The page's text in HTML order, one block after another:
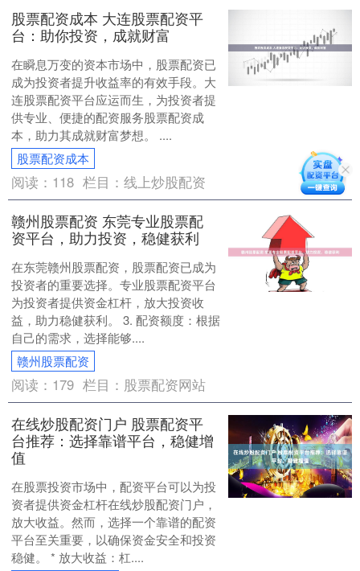
股票配资成本 大连股票配资平
台：助你投资，成就财富
在瞬息万变的资本市场中，股票配资已
成为投资者提升收益率的有效手段。大
连股票配资平台应运而生，为投资者提
供专业、便捷的配资服务股票配资成
本，助力其成就财富梦想。 ....
股票配资成本
阅读： 118 栏目：线上炒股配资
赣州股票配资 东莞专业股票配
资平台，助力投资，稳健获利
在东莞赣州股票配资，股票配资已成为
投资者的重要选择。专业股票配资平台
为投资者提供资金杠杆，放大投资收
益，助力稳健获利。 3. 配资额度：根据
自己的需求，选择能够....
赣州股票配资
阅读： 179 栏目： 股票配资网站
在线炒股配资门户 股票配资平
台推荐：选择靠谱平台，稳健增
值
在股票投资市场中，配资平台可以为投
资者提供资金杠杆在线炒股配资门户，
放大收益。然而，选择一个靠谱的配资
平台至关重要，以确保资金安全和投资
稳健。 * 放大收益：杠....